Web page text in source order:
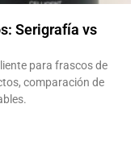
Serigrafía vs
para frascos de
comparación de